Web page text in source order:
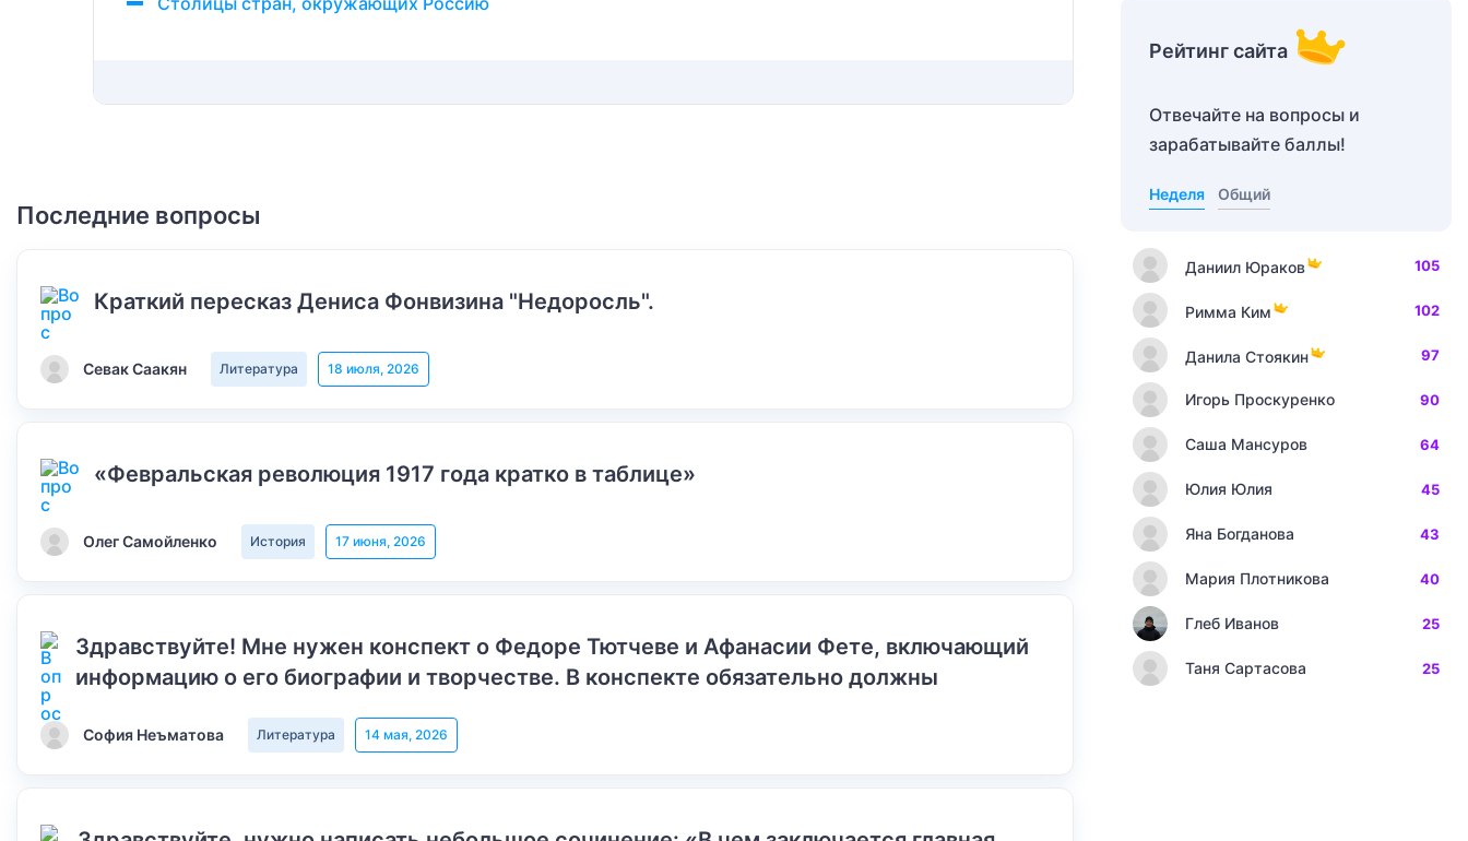
Последние вопросы
Краткий пересказ Дениса Фонвизина "Недоросль".
Севак Саакян Литература 18 июля, 2026
«Февральская революция 1917 года кратко в таблице»
Олег Самойленко История 17 июня, 2026
Здравствуйте! Мне нужен конспект о Федоре Тютчеве и Афанасии Фете, включающий
информацию о его биографии и творчестве. В конспекте обязательно должны
София Неъматова Литература 14 мая, 2026
Рейтинг сайта
Отвечайте на вопросы и
зарабатывайте баллы!
Неделя Общий
Даниил Юраков 105
Римма Ким 102
Данила Стоякин 97
Игорь Проскуренко 90
Саша Мансуров 64
Юлия Юлия 45
Яна Богданова 43
Мария Плотникова 40
Глеб Иванов 25
Таня Сартасова 25